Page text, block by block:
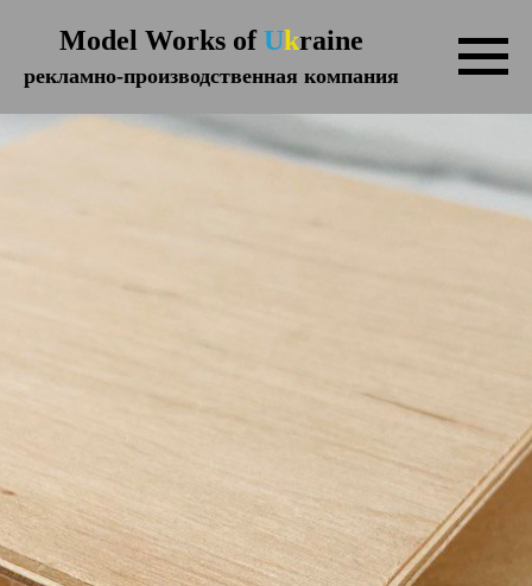
Model Works ofUkraine
рекламно-производственная компания